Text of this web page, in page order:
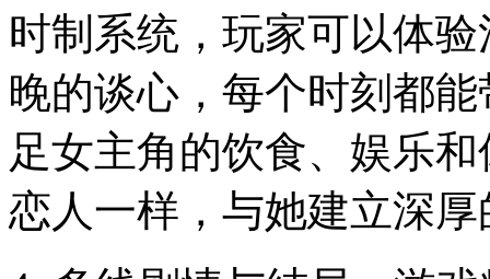
时制系统，玩家可以体
晚的谈心，每个时刻都
足女主角的饮食、娱乐
恋人一样，与她建立深